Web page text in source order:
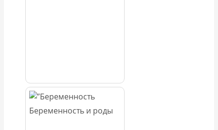
Беременность и роды